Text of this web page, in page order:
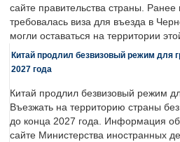
сайте правительства страны.
требовалась виза для въезда в
могли оставаться на территории
Китай продлил безвизовый режим для
2027 года
Китай продлил безвизовый режим
Въезжать на территорию страны
до конца 2027 года. Информация
сайте Министерства иностранных